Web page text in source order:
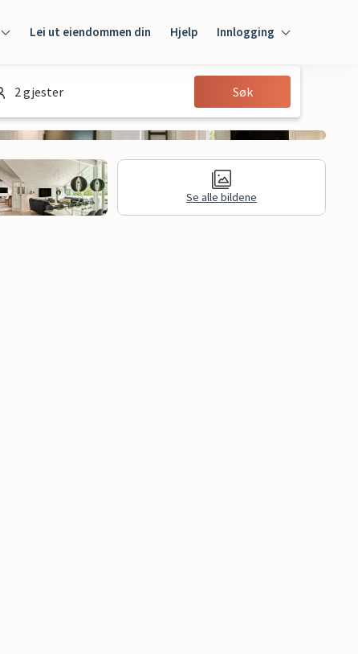
Lei ut eiendommen din Hjelp Innlogging
Innlogging
Gjest
2 gjester Søk
Se alle bildene